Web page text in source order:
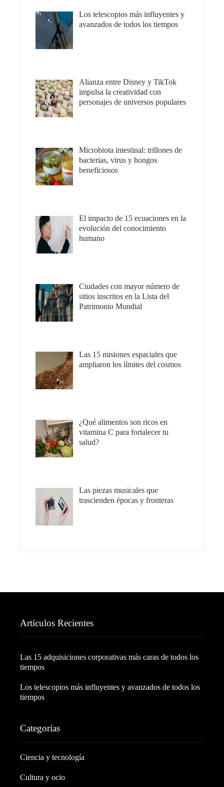
Los telescopios más influyentes y
avanzados de todos los tiempos
Alianza entre Disney y TikTok
impulsa la creatividad con
personajes de universos populares
Microbiota intestinal: trillones de
bacterias, virus y hongos
beneficiosos
El impacto de 15 ecuaciones en la
evolución del conocimiento
humano
Ciudades con mayor número de
sitios inscritos en la Lista del
Patrimonio Mundial
Las 15 misiones espaciales que
ampliaron los límites del cosmos
¿Qué alimentos son ricos en
vitamina C para fortalecer tu
salud?
Las piezas musicales que
trascienden épocas y fronteras
Artículos Recientes
Las 15 adquisiciones corporativas más caras de todos los
tiempos
Los telescopios más influyentes y avanzados de todos los
tiempos
Categorías
Ciencia y tecnología
Cultura y ocio